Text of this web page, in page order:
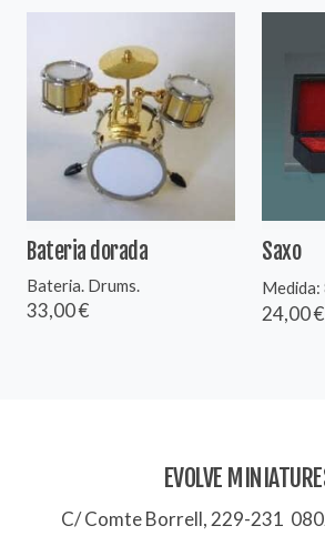
Bateria dorada
Bateria. Drums.
33,00 €
Saxo
Medida:
24,00 €
EVOLVE
C/ Comte Borrell, 229-231